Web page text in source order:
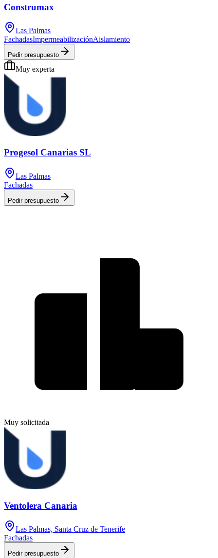
Construmax
Las Palmas
FachadasImpermeabilizaciónAislamiento
Pedir presupuesto
Muy experta
Progesol Canarias SL
Las Palmas
Fachadas
Pedir presupuesto
Muy solicitada
Ventolera Canaria
Las Palmas, Santa Cruz de Tenerife
Fachadas
Pedir presupuesto